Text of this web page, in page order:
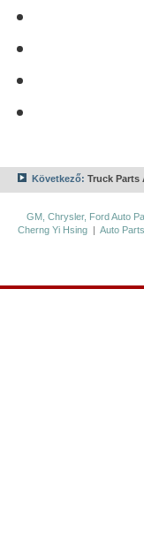
Következő: Truck Parts
GM, Chrysler, Ford Auto
Cherng Yi Hsing |Auto